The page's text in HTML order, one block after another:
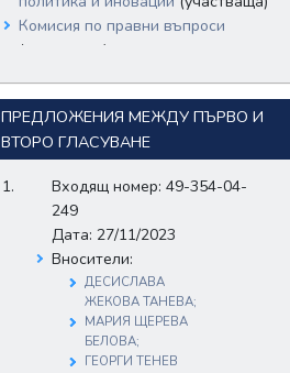
Комисия по правни въпроси
(участваща)
и горите(участваща)
ПРЕДЛОЖЕНИЯ МЕЖДУ ПЪРВО И
ВТОРО ГЛАСУВАНЕ
Входящ номер: 49-354-04-
249
Дата: 27/11/2023
Вносители:
ДЕСИСЛАВА
ЖЕКОВА ТАНЕВА;
МАРИЯ ЩЕРЕВА
БЕЛОВА;
ГЕОРГИ ТЕНЕВ